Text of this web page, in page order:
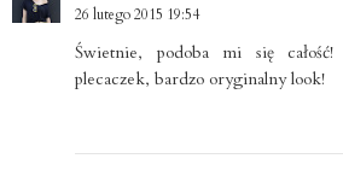
26 lutego 2015 19:54
Świetnie, podoba mi się
plecaczek, bardzo oryginalny look!